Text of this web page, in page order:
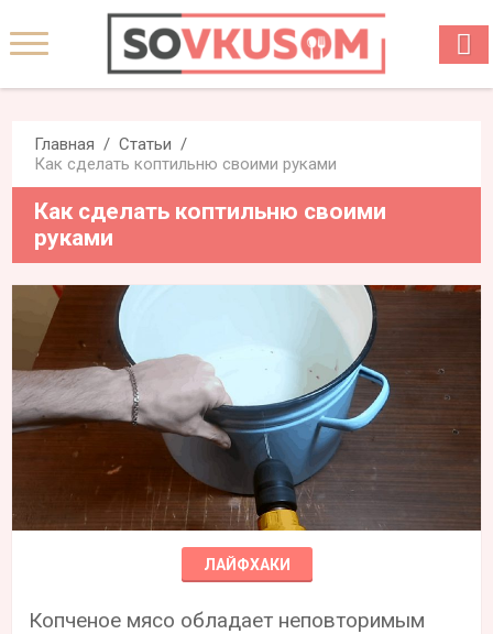
Главная
Статьи
Как сделать коптильню своими руками
Как сделать коптильню своими
руками
ЛАЙФХАКИ
Копченое мясо обладает неповторимым